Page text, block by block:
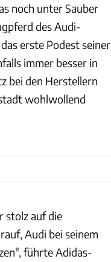
noch unter Sauber
des Audi-
erste Podest seiner
immer besser in
bei den Herstellern
wohlwollend
stolz auf die
Audi bei seinem
führte Adidas-